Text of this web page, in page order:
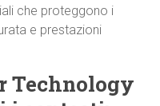
che proteggono i
e prestazioni
Technology